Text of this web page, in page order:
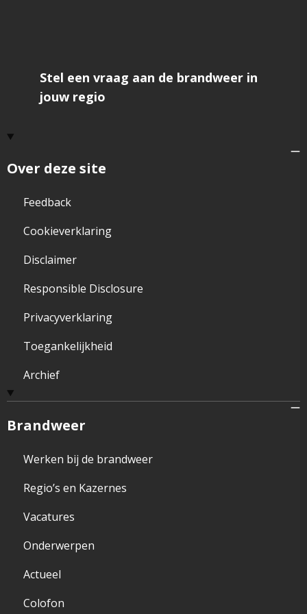
Over deze site
Feedback
Cookieverklaring
Disclaimer
Responsible Disclosure
Privacyverklaring
Toegankelijkheid
Archief
Brandweer
Werken bij de brandweer
Regio’s en Kazernes
Vacatures
Onderwerpen
Actueel
Colofon
Stel een vraag aan de brandweer in
jouw regio